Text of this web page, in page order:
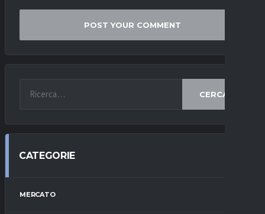
CERCA
CATEGORIE
MERCATO